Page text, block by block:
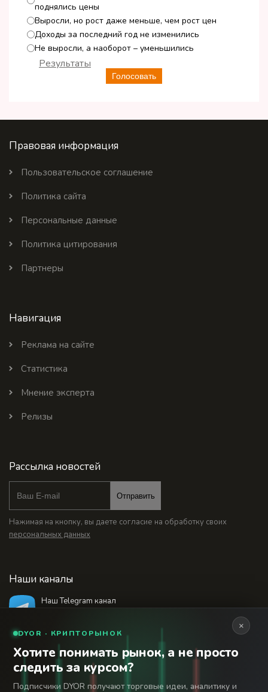
поднялись цены
Выросли, но рост даже меньше, чем рост цен
Доходы за последний год не изменились
Не выросли, а наоборот – уменьшились
Голосовать
Результаты
Правовая информация
Пользовательское соглашение
Политика сайта
Персональные данные
Политика цитирования
Партнеры
Навигация
Реклама на сайте
Статистика
Мнение эксперта
Релизы
Рассылка новостей
Отправить
Нажимая на кнопку, вы даете согласие на обработку своих
персональных данных
Наши каналы
Наш Telegram канал
18+
© 2026 Финансовый интернет-портал «Банки
Сегодня». Используя сайт BanksToday.net вы
соглашаетесь с
×
DYOR · КРИПТОРЫНОК
Хотите понимать рынок, а не просто
следить за курсом?
Подписчики DYOR получают торговые идеи, аналитику и